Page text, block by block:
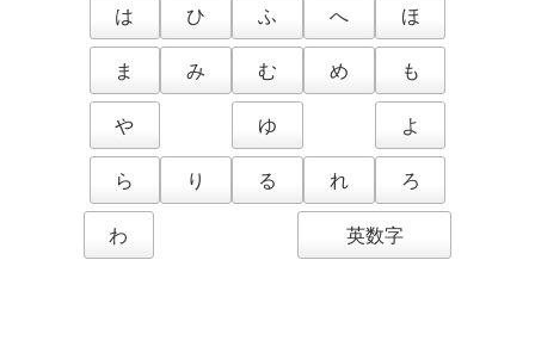
は
ひ ふ へ
ほ
ま
み む め
も
や
ゆ
よ
ら
り る れ
ろ
わ
英数字